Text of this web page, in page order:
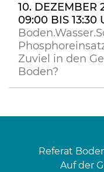
10. DEZEMBER
09:00 BIS 13:30
Zuviel in den
Boden?
Referat
Auf der